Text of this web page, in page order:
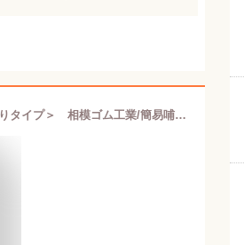
チューボ(chu-bo!) おでかけ用ほ乳ボトル250ml 1個入り＜使いきりタイプ＞ 相模ゴム工業/簡易哺乳瓶/コンパクトサイズ＜防災セット・防災グッズ＞